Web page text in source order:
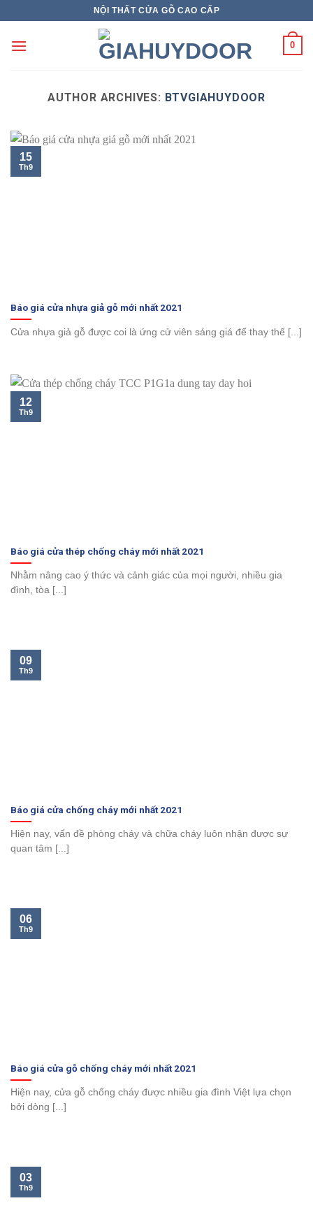
content
NỘI THẤT CỬA GỖ CAO CẤP
0
AUTHOR ARCHIVES: BTVGIAHUYDOOR
Báo giá cửa nhựa giả gỗ mới nhất 2021
Cửa nhựa giả gỗ được coi là ứng cử viên sáng giá để thay thế [...]
15
Th9
Báo giá cửa thép chống cháy mới nhất 2021
Nhằm nâng cao ý thức và cảnh giác của mọi người, nhiều gia
đình, tòa [...]
12
Th9
Báo giá cửa chống cháy mới nhất 2021
Hiện nay, vấn đề phòng cháy và chữa cháy luôn nhận được sự
quan tâm [...]
09
Th9
Báo giá cửa gỗ chống cháy mới nhất 2021
Hiện nay, cửa gỗ chống cháy được nhiều gia đình Việt lựa chọn
bởi dòng [...]
06
Th9
03
Th9